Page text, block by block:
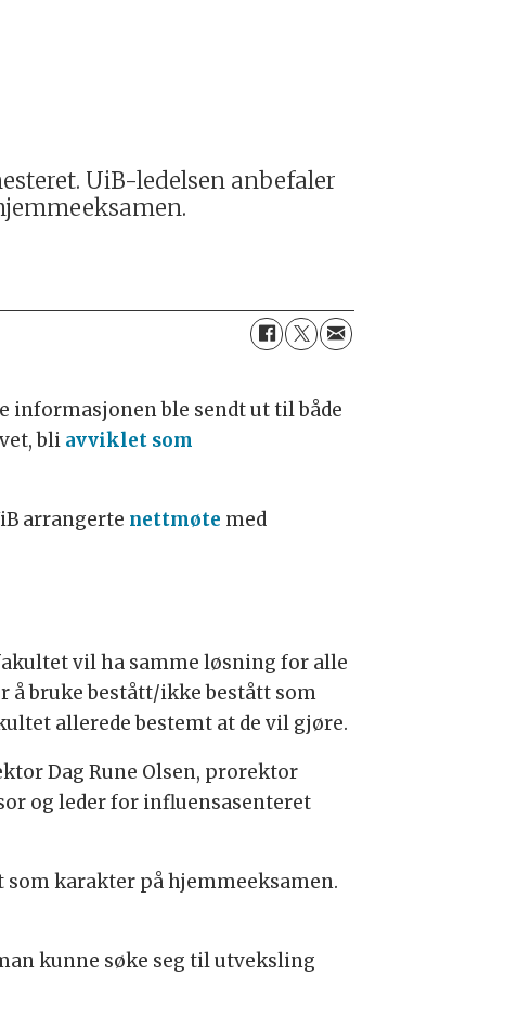
UiB-ledelsen anbefaler
informasjonen ble sendt ut til både
bli avviklet som
arrangerte nettmøte med
vil ha samme løsning for alle
bruke bestått/ikke bestått som
allerede bestemt at de vil gjøre.
Dag Rune Olsen, prorektor
og leder for influensasenteret
karakter på hjemmeeksamen.
kunne søke seg til utveksling